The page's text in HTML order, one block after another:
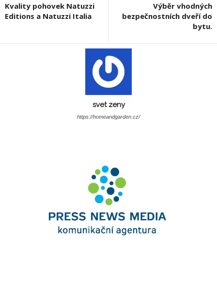
Kvality pohovek Natuzzi
Editions a Natuzzi Italia
Výběr vhodných
bezpečnostních dveří do
bytu.
svet zeny
https://homeandgarden.cz/